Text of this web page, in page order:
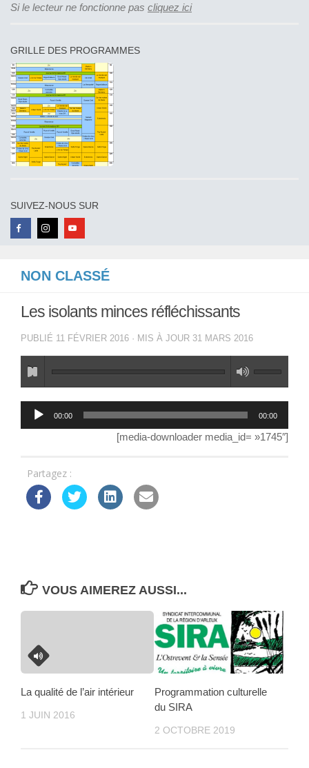
NON CLASSÉ
Les isolants minces réfléchissants
PUBLIÉ 11 FÉVRIER 2016 · MIS À JOUR 31 MARS 2016
Lecteur
00:00 00:00
[media-downloader media_id= »1745″]
Partagez :
VOUS AIMEREZ AUSSI...
La qualité de l’air intérieur
1 JUIN 2016
Programmation culturelle
du SIRA
2 OCTOBRE 2019
Si le lecteur ne fonctionne pas cliquez ici
GRILLE DES PROGRAMMES
SUIVEZ-NOUS SUR